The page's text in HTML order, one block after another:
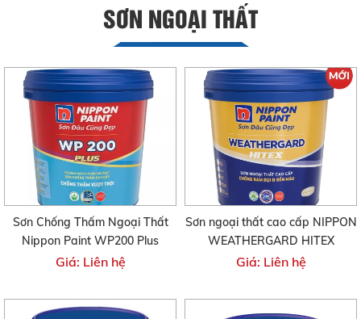
SƠN NGOẠI THẤT
Sơn Chống Thấm Ngoại Thất
Nippon Paint WP200 Plus
Giá: Liên hệ
Sơn ngoại thất cao cấp NIPPON
WEATHERGARD HITEX
Giá: Liên hệ